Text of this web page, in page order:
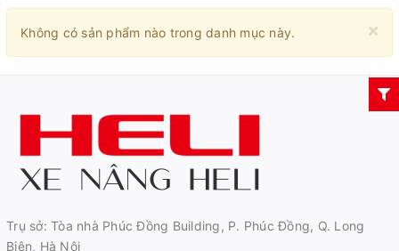
×
Không có sản phẩm nào trong danh mục này.
Trụ sở: Tòa nhà Phúc Đồng Building, P. Phúc Đồng, Q. Long
Biên, Hà Nội